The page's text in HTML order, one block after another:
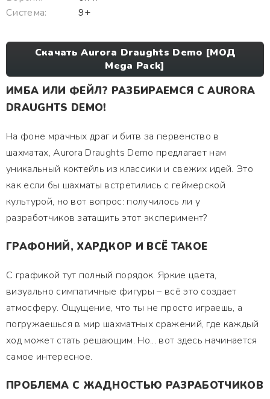
Система:
9+
Скачать Aurora Draughts Demo [МОД
Mega Pack]
ИМБА ИЛИ ФЕЙЛ? РАЗБИРАЕМСЯ С AURORA
DRAUGHTS DEMO!
На фоне мрачных драг и битв за первенство в
шахматах, Aurora Draughts Demo предлагает нам
уникальный коктейль из классики и свежих идей. Это
как если бы шахматы встретились с геймерской
культурой, но вот вопрос: получилось ли у
разработчиков затащить этот эксперимент?
ГРАФОНИЙ, ХАРДКОР И ВСЁ ТАКОЕ
С графикой тут полный порядок. Яркие цвета,
визуально симпатичные фигуры – всё это создает
атмосферу. Ощущение, что ты не просто играешь, а
погружаешься в мир шахматных сражений, где каждый
ход может стать решающим. Но... вот здесь начинается
самое интересное.
ПРОБЛЕМА С ЖАДНОСТЬЮ РАЗРАБОТЧИКОВ